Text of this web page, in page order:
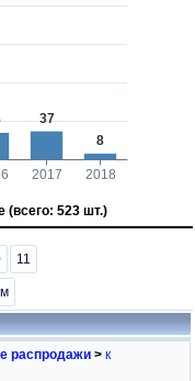
(всего: 523 шт.)
11
распродажи > к